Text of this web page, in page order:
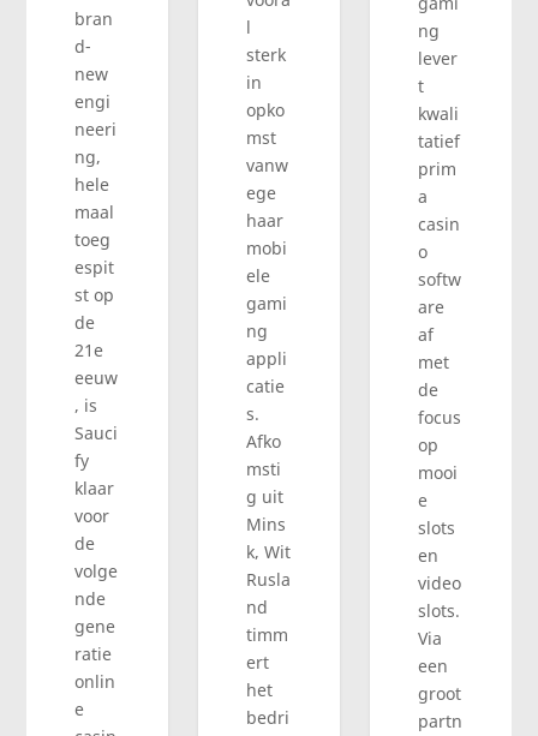
bran
d-
new
engi
neeri
ng,
hele
maal
toeg
espit
st op
de
21e
eeuw
, is
Sauci
fy
klaar
voor
de
volge
nde
gene
ratie
onlin
e
l
sterk
in
opko
mst
vanw
ege
haar
mobi
ele
gami
ng
appli
catie
s.
Afko
msti
g uit
Mins
k, Wit
Rusla
nd
timm
ert
het
bedri
ng
lever
t
kwali
tatief
prim
a
casin
o
softw
are
af
met
de
focus
op
mooi
e
slots
en
video
slots.
Via
een
groot
partn